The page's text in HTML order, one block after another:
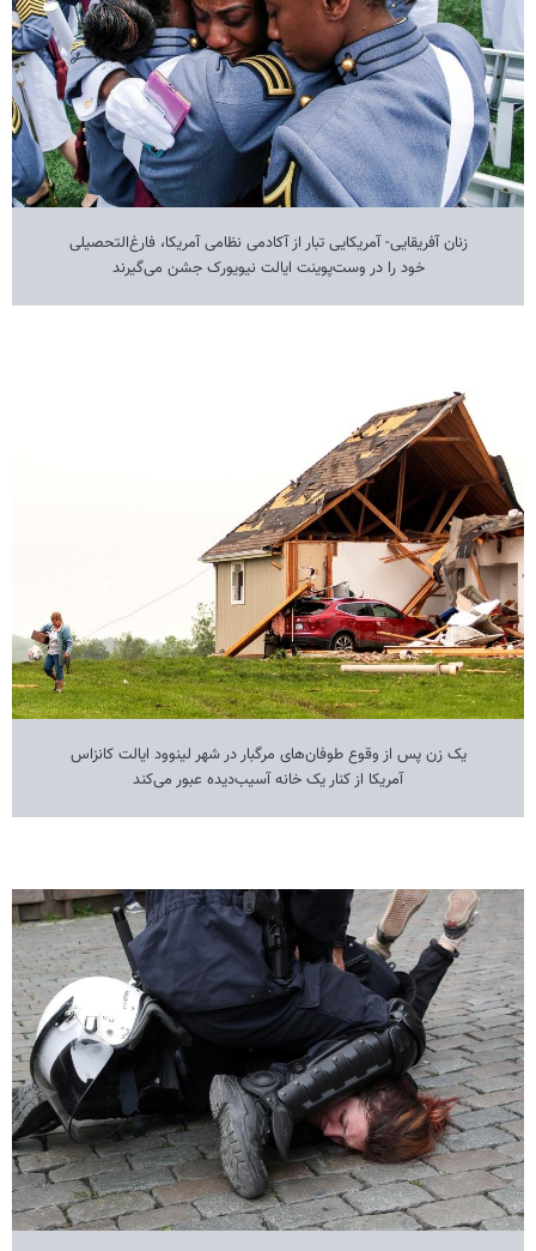
زنان آفریقایی- آمریکایی تبار از آکادمی نظامی آمریکا، فارغ‌التحصیلی
خود را در وست‌پوینت ایالت نیویورک جشن می‌گیرند
یک زن پس از وقوع طوفان‌های مرگبار در شهر لینوود ایالت کانزاس
آمریکا از کنار یک خانه آسیب‌دیده عبور می‌کند